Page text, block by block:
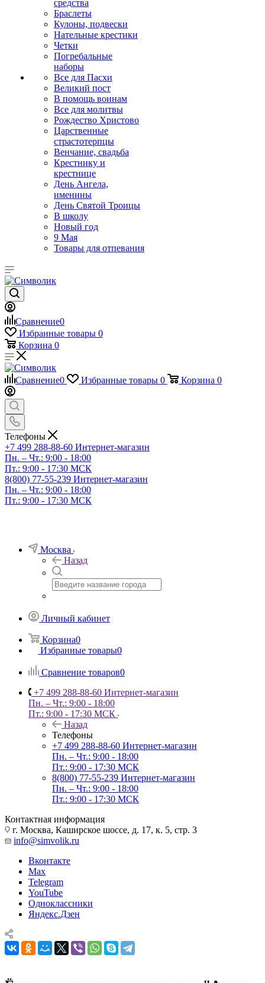
средства
Браслеты
Кулоны, подвески
Нательные крестики
Четки
Погребальные
наборы
Все для Пасхи
Великий пост
В помощь воинам
Все для молитвы
Рождество Христово
Царственные
страстотерпцы
Венчание, свадьба
Крестнику и
крестнице
День Ангела,
именины
День Святой Троицы
В школу
Новый год
9 Мая
Товары для отпевания
Сравнение0
Избранные товары 0
Корзина 0
Сравнение0 Избранные товары 0 Корзина 0
Телефоны
+7 499 288-88-60 Интернет-магазин
Пн. – Чт.: 9:00 - 18:00
Пт.: 9:00 - 17:30 МСК
8(800) 77-55-239 Интернет-магазин
Пн. – Чт.: 9:00 - 18:00
Пт.: 9:00 - 17:30 МСК
Москва
Назад
Личный кабинет
Корзина0
Избранные товары0
Сравнение товаров0
+7 499 288-88-60 Интернет-магазин
Пн. – Чт.: 9:00 - 18:00
Пт.: 9:00 - 17:30 МСК
Назад
Телефоны
+7 499 288-88-60 Интернет-магазин
Пн. – Чт.: 9:00 - 18:00
Пт.: 9:00 - 17:30 МСК
8(800) 77-55-239 Интернет-магазин
Пн. – Чт.: 9:00 - 18:00
Пт.: 9:00 - 17:30 МСК
Контактная информация
г. Москва, Каширское шоссе, д. 17, к. 5, стр. 3
info@simvolik.ru
Вконтакте
Max
Telegram
YouTube
Одноклассники
Яндекс.Дзен